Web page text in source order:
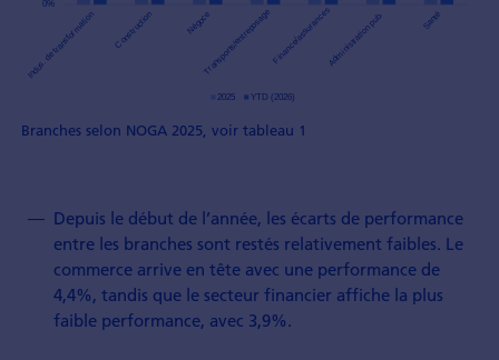
Branches selon NOGA 2025, voir tableau 1
Depuis le début de l’année, les écarts de performance
entre les branches sont restés relativement faibles. Le
commerce arrive en tête avec une performance de
4,4%, tandis que le secteur financier affiche la plus
faible performance, avec 3,9%.